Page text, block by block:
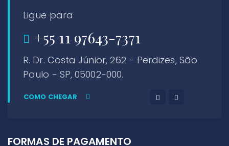
Ligue para
+55 11 97643-7371
R. Dr. Costa Júnior, 262 - Perdizes, São
Paulo - SP, 05002-000.
COMO CHEGAR
FORMAS DE PAGAMENTO